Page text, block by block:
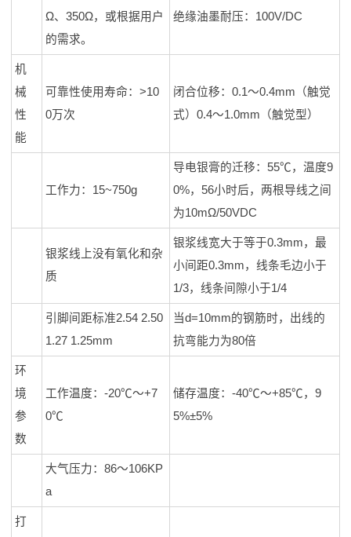
Ω、350Ω，或根据用户
的需求。
绝缘油墨耐压：100V/DC
机
械
性
能
可靠性使用寿命：>10
0万次
闭合位移：0.1～0.4mm（触觉
式）0.4～1.0mm（触觉型）
工作力：15~750g
导电银膏的迁移：55℃，温度9
0%，56小时后，两根导线之间
为10mΩ/50VDC
银浆线上没有氧化和杂
质
银浆线宽大于等于0.3mm，最
小间距0.3mm，线条毛边小于
1/3，线条间隙小于1/4
引脚间距标准2.54 2.50
1.27 1.25mm
当d=10mm的钢筋时，出线的
抗弯能力为80倍
环
境
参
数
工作温度：-20℃～+7
0℃
储存温度：-40℃～+85℃，9
5%±5%
大气压力：86～106KP
a
打